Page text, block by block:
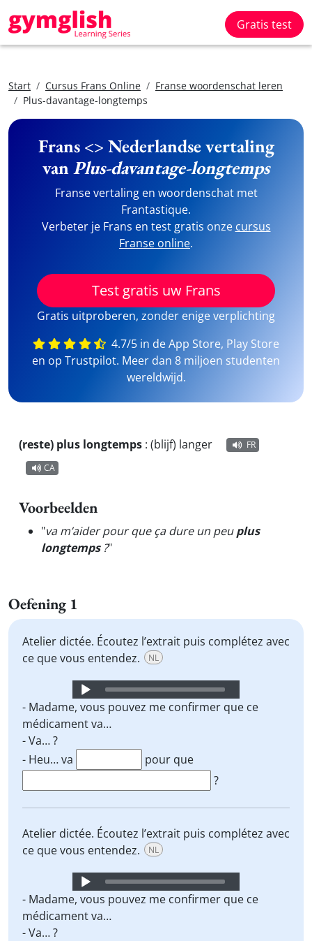
Gratis test
Start Cursus Frans Online
Franse woordenschat leren
Plus-davantage-longtemps
Frans <> Nederlandse vertaling
vanPlus-davantage-longtemps
Franse vertaling en woordenschat met
Frantastique.
Verbeter je Frans en test gratis onze cursus
Franse online.
Test gratis uw Frans
Gratis uitproberen, zonder enige verplichting
4.7/5 in de App Store, Play Store
en op Trustpilot. Meer dan 8 miljoen studenten
wereldwijd.
(reste) plus longtemps : (blijf) langer
FR
CA
Voorbeelden
"va m’aider pour que ça dure un peuplus
longtemps?"
Oefening 1
Atelier dictée. Écoutez l’extrait puis complétez avec
ce que vous entendez.
NL
Audio
Player
- Madame, vous pouvez me confirmer que ce
médicament va…
- Va… ?
- Heu… va
pour que
?
Atelier dictée. Écoutez l’extrait puis complétez avec
ce que vous entendez.
NL
Audio
Player
- Madame, vous pouvez me confirmer que ce
médicament va…
- Va… ?